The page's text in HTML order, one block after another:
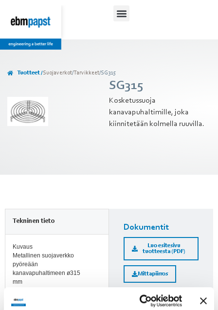
Tuotteet /Suojaverkot/Tarvikkeet/SG315
SG315
Kosketussuoja
kanavapuhaltimille, joka
kiinnitetään kolmella ruuvilla.
Tekninen tieto
Kuvaus
Metallinen suojaverkko
pyöreään
kanavapuhaltimeen ø315
mm
Tuotenumero
Dokumentit
Luo esitesivu
tuotteesta (PDF)
Mittapiirros